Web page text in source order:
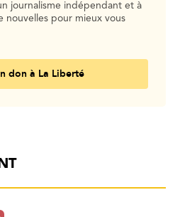
journalisme indépendant et à
nouvelles pour mieux vous
don à La Liberté